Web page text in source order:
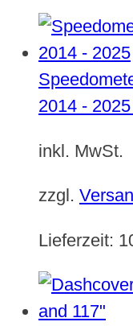
2014 - 2025
inkl. MwSt.
zzgl.
Lieferzeit: